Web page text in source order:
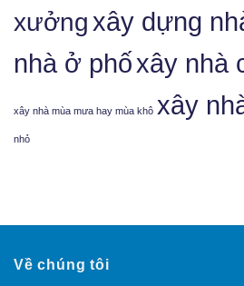
xưởngxây dựng
nhà ở phốxây nhà
xây nhà mùa mưa hay mùa khô xây
nhỏ
Về chúng tôi